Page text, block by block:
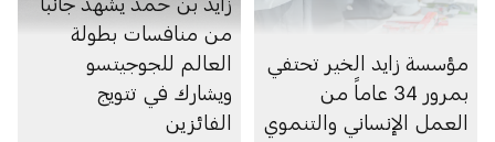
مؤسسة زايد الخير تحتفي
بمرور 34 عاماً من
العمل الإنساني والتنموي
من منافسات بطولة
العالم للجوجيتسو
ويشارك في تتويج
الفائزين